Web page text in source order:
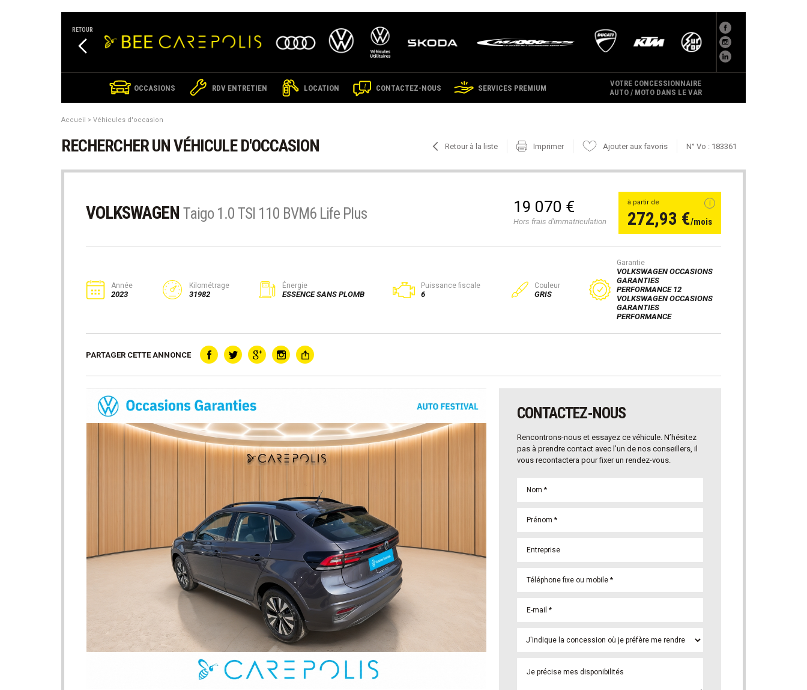
RETOUR
OCCASIONS RDV ENTRETIEN LOCATION CONTACTEZ-NOUS SERVICES PREMIUM
VOTRE CONCESSIONNAIRE
AUTO / MOTO DANS LE VAR
Accueil Véhicules d'occasion
RECHERCHER UN VÉHICULE D'OCCASION Retour à la liste Imprimer Ajouter aux favoris N° Vo : 183361
VOLKSWAGEN Taigo 1.0 TSI 110 BVM6 Life Plus 19 070 €
Hors frais d'immatriculation
à partir de
272,93 €/mois
Année
2023
Kilométrage
31982
Énergie
ESSENCE SANS PLOMB
Puissance fiscale
6
Couleur
GRIS
Garantie
VOLKSWAGEN OCCASIONS
GARANTIES
PERFORMANCE 12
VOLKSWAGEN OCCASIONS
GARANTIES
PERFORMANCE
PARTAGER CETTE ANNONCE
CONTACTEZ-NOUS
Rencontrons-nous et essayez ce véhicule. N’hésitez
pas à prendre contact avec l’un de nos conseillers, il
vous recontactera pour fixer un rendez-vous.